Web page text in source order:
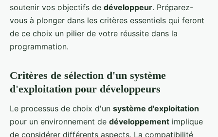
soutenir vos objectifs de développeur. Préparez-
vous à plonger dans les critères essentiels qui feront
de ce choix un pilier de votre réussite dans la
programmation.
Critères de sélection d'un système
d'exploitation pour développeurs
Le processus de choix d'un système d'exploitation
pour un environnement de développement implique
de considérer différents aspects. La compatibilité